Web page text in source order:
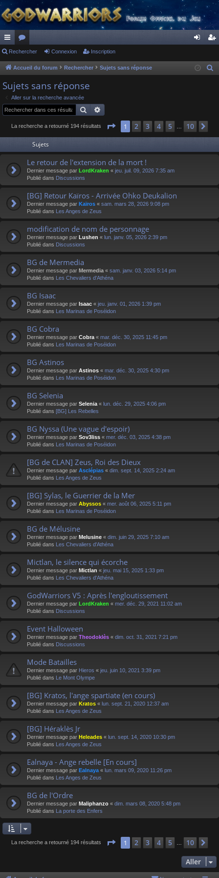
ac
co
ur
ci
s
or
u
s
ne cri
Rechercher Connexion Inscription
Accueil du forum Rechercher Sujets sans réponse
e
Sujets sans réponse
Aller sur la recherche avancée
Rechercher
La recherche a retourné 194 résultats Page 1sur 10
1 2 3 4 5 10
Sujets
Le retour de l'extension de la mort !
Dernier message par LordKraken « jeu. juil. 09, 2026 7:35 am
Publié dans Discussions
[BG] Retour Kaïros - Arrivée Ohko Deukalion
Dernier message par Kaïros « sam. mars 28, 2026 9:08 pm
Publié dans Les Anges de Zeus
modification de nom de personnage
Dernier message par Lushen « lun. janv. 05, 2026 2:39 pm
Publié dans Discussions
BG de Mermedia
Dernier message par Mermedia « sam. janv. 03, 2026 5:14 pm
Publié dans Les Chevaliers d'Athéna
BG Isaac
Dernier message par Isaac « jeu. janv. 01, 2026 1:39 pm
Publié dans Les Marinas de Poséidon
BG Cobra
Dernier message par Cobra « mar. déc. 30, 2025 11:45 pm
Publié dans Les Marinas de Poséidon
BG Astinos
Dernier message par Astinos « mar. déc. 30, 2025 4:30 pm
Publié dans Les Marinas de Poséidon
BG Selenia
Dernier message par Selenia « lun. déc. 29, 2025 4:06 pm
Publié dans [BG] Les Rebelles
BG Nyssa (Une vague d'espoir)
Dernier message par Sov3liss « mer. déc. 03, 2025 4:38 pm
Publié dans Les Marinas de Poséidon
[BG de CLAN] Zeus, Roi des Dieux
Dernier message par Asclépias « dim. sept. 14, 2025 2:24 am
Publié dans Les Anges de Zeus
[BG] Sylas, le Guerrier de la Mer
Dernier message par Abyssos « mer. août 06, 2025 5:11 pm
Publié dans Les Marinas de Poséidon
BG de Mélusine
Dernier message par Melusine « dim. juin 29, 2025 7:10 am
Publié dans Les Chevaliers d'Athéna
Mictlan, le silence qui écorche
Dernier message par Mictlan « jeu. mai 15, 2025 1:33 pm
Publié dans Les Chevaliers d'Athéna
GodWarriors V5 : Après l'engloutissement
Dernier message par LordKraken « mer. déc. 29, 2021 11:02 am
Publié dans Discussions
Event Halloween
Dernier message par Theodoklès « dim. oct. 31, 2021 7:21 pm
Publié dans Discussions
Mode Batailles
Dernier message par Hieros « jeu. juin 10, 2021 3:39 pm
Publié dans Le Mont Olympe
[BG] Kratos, l'ange spartiate (en cours)
Dernier message par Kratos « lun. sept. 21, 2020 12:37 am
Publié dans Les Anges de Zeus
[BG] Héraklès Jr
Dernier message par Heleades « lun. sept. 14, 2020 10:30 pm
Publié dans Les Anges de Zeus
Ealnaya - Ange rebelle [En cours]
Dernier message par Ealnaya « lun. mars 09, 2020 11:26 pm
Publié dans Les Anges de Zeus
BG de l'Ordre
Dernier message par Maliphanzo « dim. mars 08, 2020 5:48 pm
Publié dans La porte des Enfers
La recherche a retourné 194 résultats Page 1sur 10
1 2 3 4 5 10
Aller